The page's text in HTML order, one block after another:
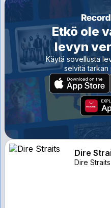
Etkö ole
levyn
Käytä sovellusta
selvitä tarkan
Dire
Dire Straits